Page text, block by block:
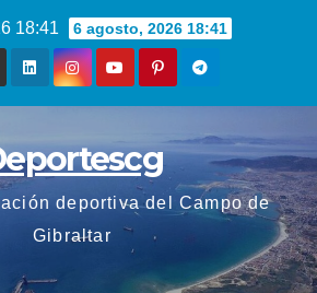
18:41 6 agosto, 2026 18:41
deportiva del Campo de
Gibraltar